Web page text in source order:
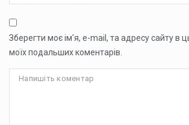
Зберегти моє ім'я, e-mail, та адресу сайту в
моїх подальших коментарів.